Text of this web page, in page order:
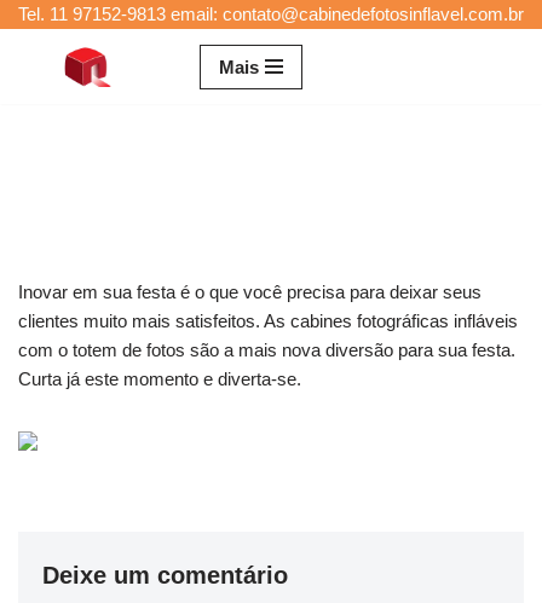
Tel. 11 97152-9813 email: contato@cabinedefotosinflavel.com.br
Mais
Inovar em sua festa é o que você precisa para deixar seus
clientes muito mais satisfeitos. As cabines fotográficas infláveis
com o totem de fotos são a mais nova diversão para sua festa.
Curta já este momento e diverta-se.
Deixe um comentário